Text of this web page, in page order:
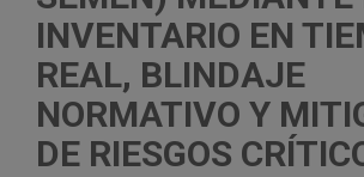
INVENTARIO EN
REAL, BLINDAJE
NORMATIVO Y
DE RIESGOS